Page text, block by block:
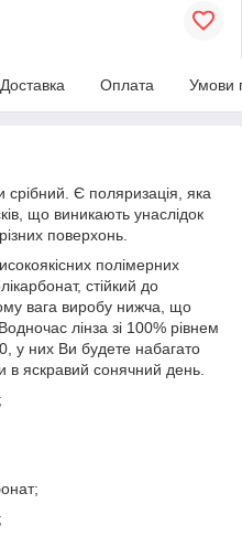
Доставка Оплата Умови
срібний. Є поляризація, яка
що виникають унаслідок
поверхонь.
полімерних
стійкий до
вага виробу нижча, що
лінза зі 100% рівнем
у них Ви будете набагато
в яскравий сонячний день.